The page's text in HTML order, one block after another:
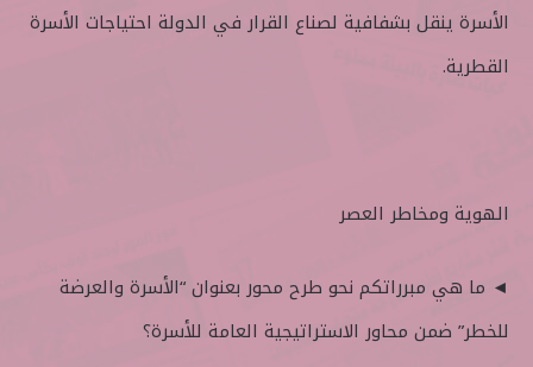
الأسرة ينقل بشفافية لصناع القرار في الدولة احتياجات الأسرة
القطرية.
الهوية ومخاطر العصر
◄ ما هي مبرراتكم نحو طرح محور بعنوان “الأسرة والعرضة
للخطر” ضمن محاور الاستراتيجية العامة للأسرة؟